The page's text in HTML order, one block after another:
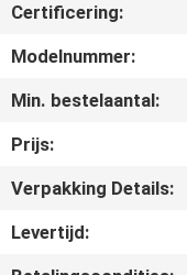
NEEM
CONTACT
Certificering:
Modelnummer:
Min. bestelaantal:
Prijs:
Verpakking Details:
Levertijd: